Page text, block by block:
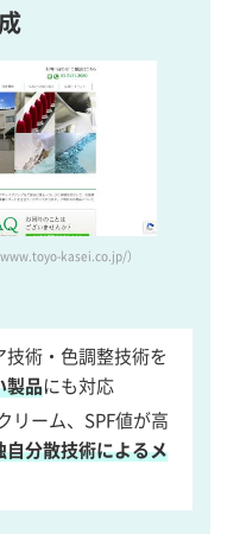
kasei.co.jp/）
術・色調整技術を
製品にも対応
リーム、SPF値が高
自分散技術によるメ